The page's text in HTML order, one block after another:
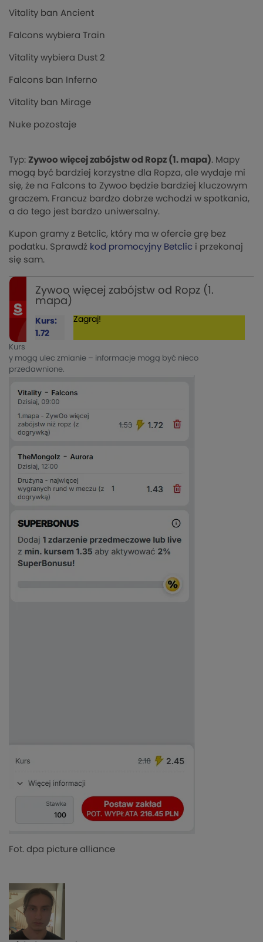
Vitality ban Ancient
Falcons wybiera Train
Vitality wybiera Dust 2
Falcons ban Inferno
Vitality ban Mirage
Nuke pozostaje
Typ: Zywoo więcej zabójstw od Ropz (1. mapa). Mapy
mogą być bardziej korzystne dla Ropza, ale wydaje mi
się, że na Falcons to Zywoo będzie bardziej kluczowym
graczem. Francuz bardzo dobrze wchodzi w spotkania,
a do tego jest bardzo uniwersalny.
Kupon gramy z Betclic, który ma w ofercie grę bez
podatku. Sprawdź kod promocyjny Betclic i przekonaj
się sam.
Zywoo więcej zabójstw od Ropz (1.
mapa)
Kurs:
1.72
Zagraj!
Kurs
y mogą ulec zmianie – informacje mogą być nieco
przedawnione.
Fot. dpa picture alliance